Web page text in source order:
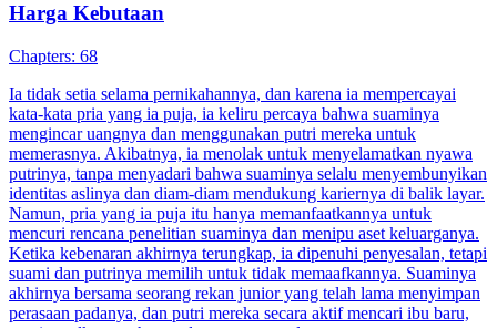
Harga Kebutaan
Chapters: 68
Ia tidak setia selama pernikahannya, dan karena ia mempercayai
kata-kata pria yang ia puja, ia keliru percaya bahwa suaminya
mengincar uangnya dan menggunakan putri mereka untuk
memerasnya. Akibatnya, ia menolak untuk menyelamatkan nyawa
putrinya, tanpa menyadari bahwa suaminya selalu menyembunyikan
identitas aslinya dan diam-diam mendukung kariernya di balik layar.
Namun, pria yang ia puja itu hanya memanfaatkannya untuk
mencuri rencana penelitian suaminya dan menipu aset keluarganya.
Ketika kebenaran akhirnya terungkap, ia dipenuhi penyesalan, tetapi
suami dan putrinya memilih untuk tidak memaafkannya. Suaminya
akhirnya bersama seorang rekan junior yang telah lama menyimpan
perasaan padanya, dan putri mereka secara aktif mencari ibu baru,